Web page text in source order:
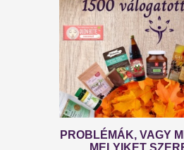
A
de ha elkerülnéd a